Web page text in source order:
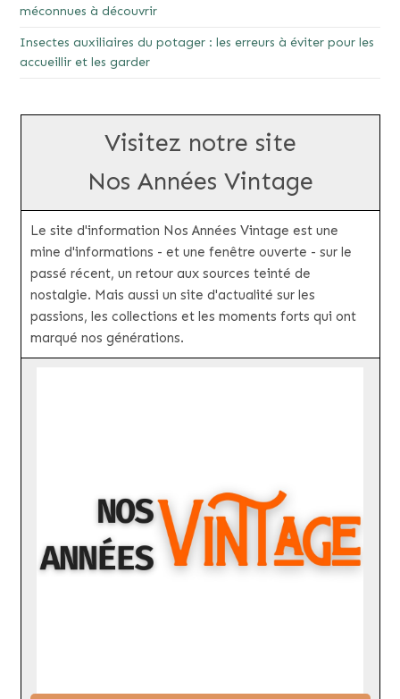
méconnues à découvrir
Insectes auxiliaires du potager : les erreurs à éviter pour les
accueillir et les garder
Visitez notre site
Nos Années Vintage
Le site d'information Nos Années Vintage est une
mine d'informations - et une fenêtre ouverte - sur le
passé récent, un retour aux sources teinté de
nostalgie. Mais aussi un site d'actualité sur les
passions, les collections et les moments forts qui ont
marqué nos générations.